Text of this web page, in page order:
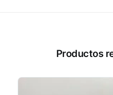
Productos